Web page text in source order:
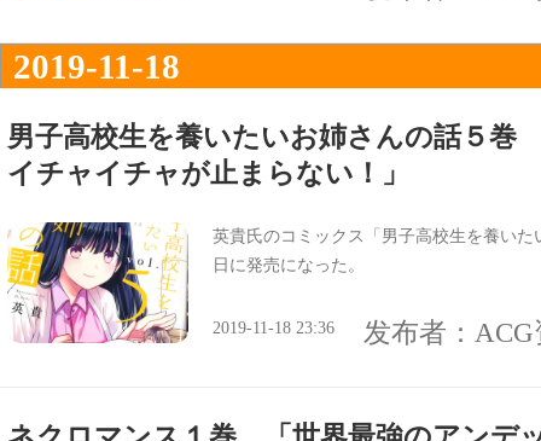
2019-11-18
男子高校生を養いたいお姉さんの話５
イチャイチャが止まらない！」
英貴氏のコミックス「男子高校生を養い
日に発売になった。
2019-11-18 23:36 发布者：